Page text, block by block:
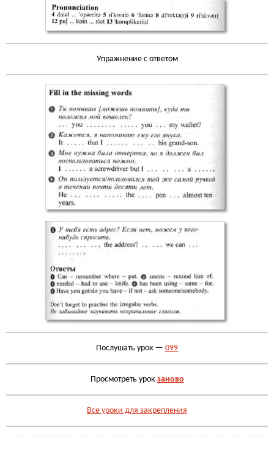
Упражнение с ответом
Послушать урок — 099
Просмотреть урок заново
Все уроки для закрепления